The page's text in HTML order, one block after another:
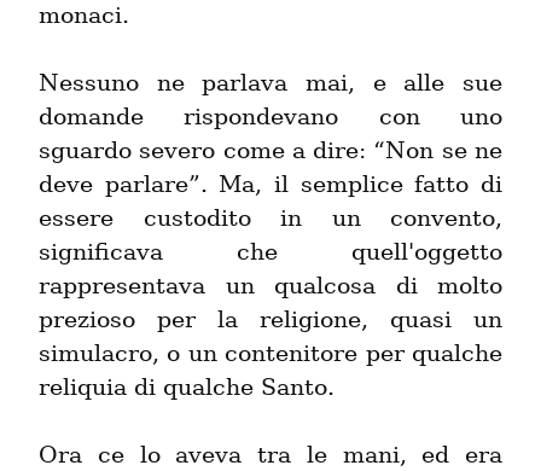
monaci.
Nessuno ne parlava mai, e alle sue
domande rispondevano con uno
sguardo severo come a dire: “Non se ne
deve parlare”. Ma, il semplice fatto di
essere custodito in un convento,
significava che quell'oggetto
rappresentava un qualcosa di molto
prezioso per la religione, quasi un
simulacro, o un contenitore per qualche
reliquia di qualche Santo.
Ora ce lo aveva tra le mani, ed era